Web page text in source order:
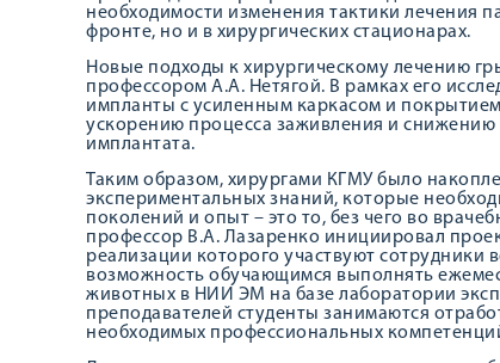
необходимости изменения тактики лечения
фронте, но и в хирургических стационарах.
Новые подходы к хирургическому лечению
профессором А.А. Нетягой. В рамках его
импланты с усиленным каркасом и
ускорению процесса заживления и
имплантата.
Таким образом, хирургами КГМУ было
экспериментальных знаний, которые
поколений и опыт – это то, без чего во
профессор В.А. Лазаренко инициировал
реализации которого участвуют сотрудники
возможность обучающимся выполнять
животных в НИИ ЭМ на базе лаборатории
преподавателей студенты занимаются
необходимых профессиональных